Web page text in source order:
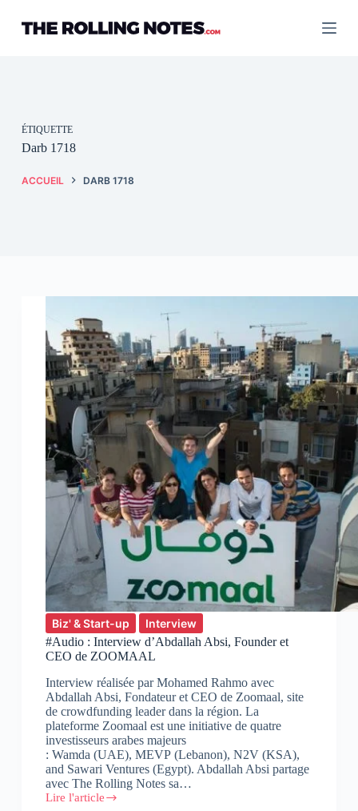
contenu
ÉTIQUETTE
Darb 1718
ACCUEIL DARB 1718
Biz' & Start-up
Interview
#Audio : Interview d’Abdallah Absi, Founder et
CEO de ZOOMAAL
Interview réalisée par Mohamed Rahmo avec
Abdallah Absi, Fondateur et CEO de Zoomaal, site
de crowdfunding leader dans la région. La
plateforme Zoomaal est une initiative de quatre
investisseurs arabes majeurs
: Wamda (UAE), MEVP (Lebanon), N2V (KSA),
and Sawari Ventures (Egypt). Abdallah Absi partage
avec The Rolling Notes sa…
Lire l'article
#Audio